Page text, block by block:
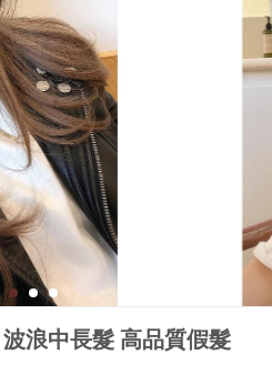
浪中長髮 高品質假髮